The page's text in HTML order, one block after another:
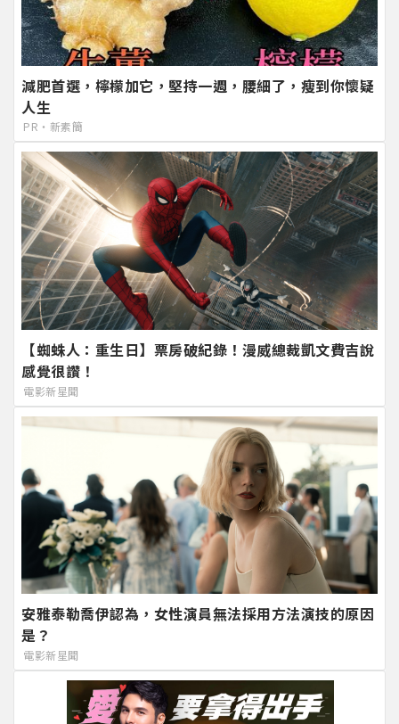
減肥首選，檸檬加它，堅持一週，腰細了，瘦到你懷疑
人生
PR・新素簡
【蜘蛛人：重生日】票房破紀錄！漫威總裁凱文費吉說
感覺很讚！
電影新星聞
安雅泰勒喬伊認為，女性演員無法採用方法演技的原因
是？
電影新星聞